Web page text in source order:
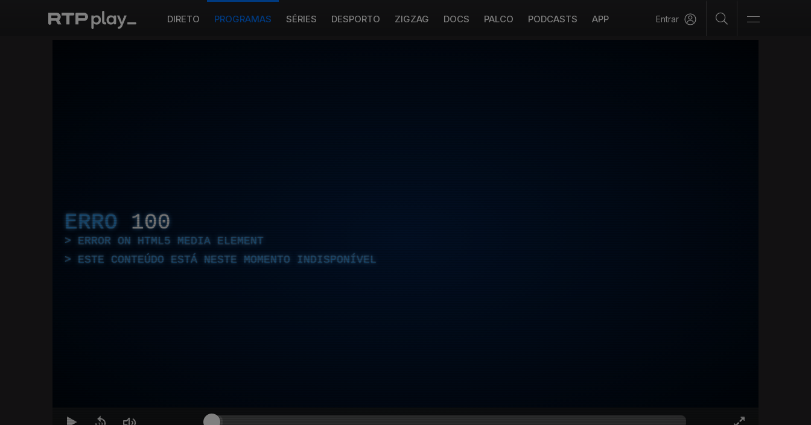
DIRETO PROGRAMAS SÉRIES DESPORTO ZIGZAG DOCS PALCO PODCASTS APP Entrar
ERRO 100
ERROR ON HTML5 MEDIA ELEMENT
ESTE CONTEÚDO ESTÁ NESTE MOMENTO INDISPONÍVEL